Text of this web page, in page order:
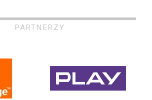
PARTNERZY